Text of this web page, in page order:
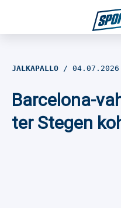
Jalkapallo
JALKAPALLO 04.07.2026
Barcelona-
ter Stegen